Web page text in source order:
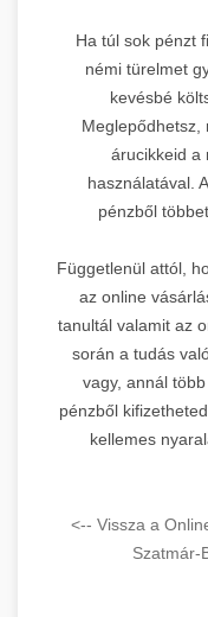
Ha túl sok pénzt
némi türelmet
kevésbé
Meglepődhetsz,
árucikkeid a
használatával.
pénzből
Függetlenül attól,
az online
tanultál valamit az
során a tudás
vagy, annál
pénzből
kellemes
<-- Vissza a
Szatmár-